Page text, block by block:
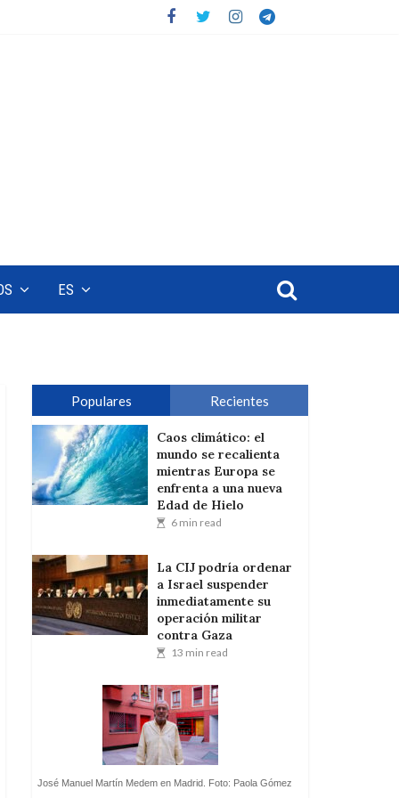
ES
Populares Recientes
Caos climático: el
mundo se recalienta
mientras Europa se
enfrenta a una nueva
Edad de Hielo
6 min read
La CIJ podría ordenar
a Israel suspender
inmediatamente su
operación militar
contra Gaza
13 min read
José Manuel Martín Medem en Madrid. Foto: Paola Gómez